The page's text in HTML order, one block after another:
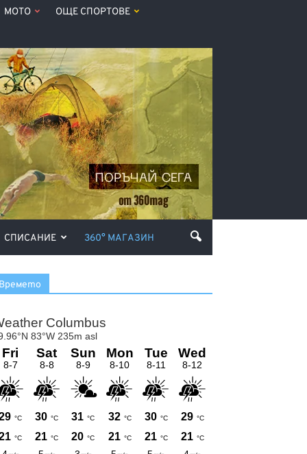
МОТО ОЩЕ СПОРТОВЕ
СПИСАНИЕ 360° МАГАЗИН